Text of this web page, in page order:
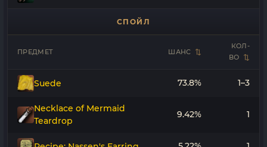
СПОЙЛ
ПРЕДМЕТ ШАНС
КОЛ-
ВО
Suede 73.8% 1–3
Necklace of Mermaid
Teardrop
9.42% 1